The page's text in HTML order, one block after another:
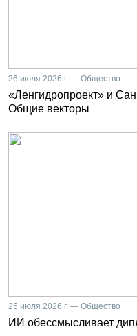
26 июля 2026 г. — Общество
«Ленгидропроект» и
Общие векторы
25 июля 2026 г. — Общество
ИИ обессмысливает